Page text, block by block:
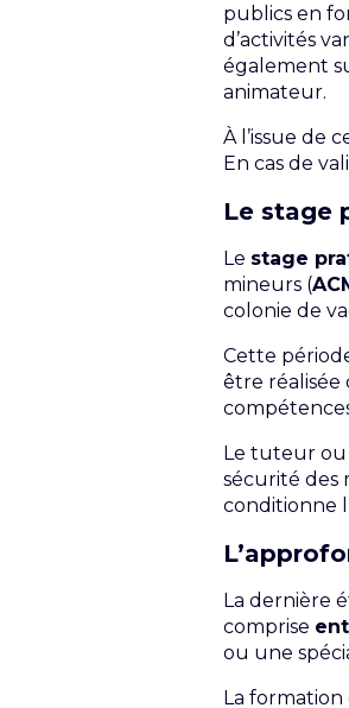
publics en
d’activités
également
animateur.
À l’issue de
En cas de
Le stage
Le stage
mineurs (
colonie de
Cette
être réalisée
Le tuteur ou
sécurité des
conditionne
La dernière
comprise
ou une
La